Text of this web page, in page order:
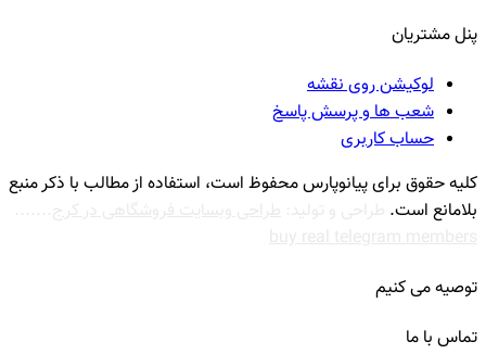
پنل مشتریان
لوکیشن روی نقشه
شعب ها و پرسش پاسخ
حساب کاربری
كليه حقوق برای پیانوپارس محفوظ است، استفاده از مطالب با ذكر منبع
بلامانع است.
توصیه می کنیم
تماس با ما